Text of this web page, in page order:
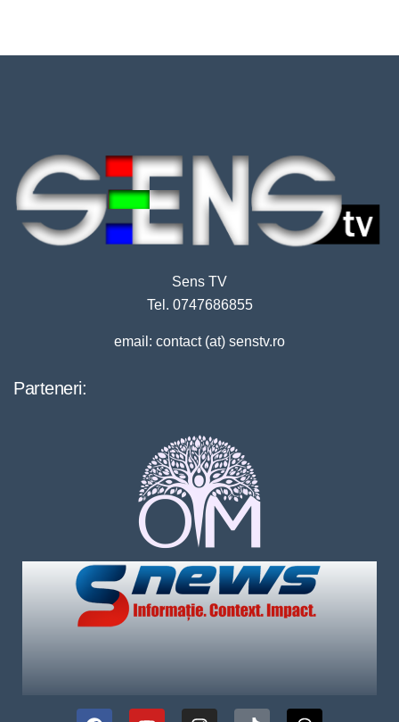
Sens TV
Tel. 0747686855
email: contact (at) senstv.ro
Parteneri: